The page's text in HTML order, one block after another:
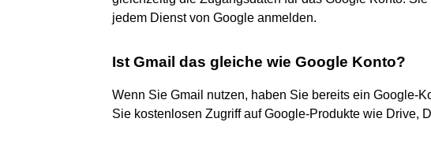
jedem Dienst von Google anmelden.
Ist Gmail das gleiche wie Google Konto?
Wenn Sie Gmail nutzen, haben Sie bereits ein Google-
Sie kostenlosen Zugriff auf Google-Produkte wie Drive,